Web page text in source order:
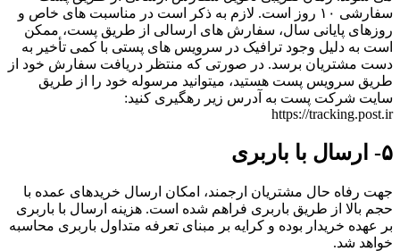
سفارشی ۱۰ روز است. لازم به ذکر است در مناسبت های خاص و
روزهای پایانی سال، سفارش های ارسالی از طریق پست، ممکن
است به دلیل وجود ترافیک در سرویس های پستی با کمی تأخیر به
دست مشتریان برسد. در صورتی که منتظر دریافت سفارش خود از
طریق سرویس پست هستید، می‏توانید مرسوله خود را از طریق
سایت شرکت پست به آدرس زیر رهگیری کنید:
https://tracking.post.ir
۵- ارسال با باربری
جهت رفاه حال مشتریان ارجمند، امکان ارسال خریدهای عمده با
حجم بالا از طریق باربری فراهم شده است. هزینه ارسال با باربری
بر عهده خریدار بوده و کرایه بر مبنای تعرفه متداول باربری محاسبه
خواهد شد.